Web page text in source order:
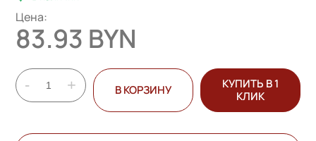
Цена:
83.93 BYN
- + В КОРЗИНУ
КУПИТЬ В 1
КЛИК